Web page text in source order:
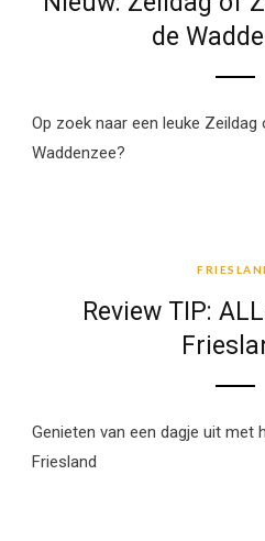
de
Op zoek naar een leuke
Waddenzee?
Review TIP:
Genieten van een dagje uit met
Friesland